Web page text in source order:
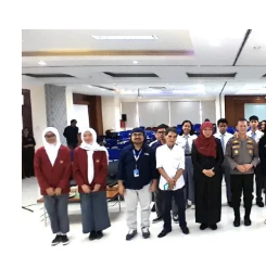
o
o
k
A
p
p
r
a
m